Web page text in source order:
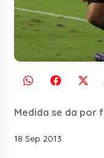
Medida se da por
18 Sep 2013